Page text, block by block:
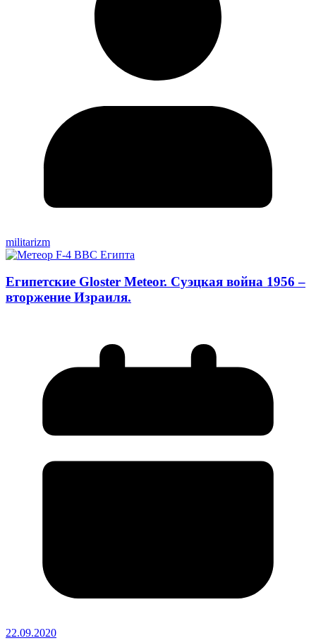
militarizm
Египетские Gloster Meteor. Суэцкая война 1956 –
вторжение Израиля.
22.09.2020